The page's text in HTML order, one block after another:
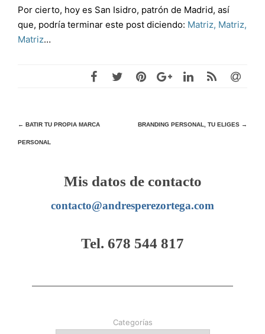
Por cierto, hoy es San Isidro, patrón de Madrid, así
que, podría terminar este post diciendo: Matriz, Matriz,
Matriz…
Navegación
de
← BATIR TU PROPIA MARCA
PERSONAL
BRANDING PERSONAL, TU ELIGES →
Mis datos de contacto
contacto@andresperezortega.com
Tel. 678 544 817
Categorías